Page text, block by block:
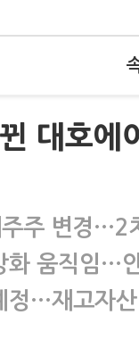
대호
주 변경…2
화 움직임…
정…재고자